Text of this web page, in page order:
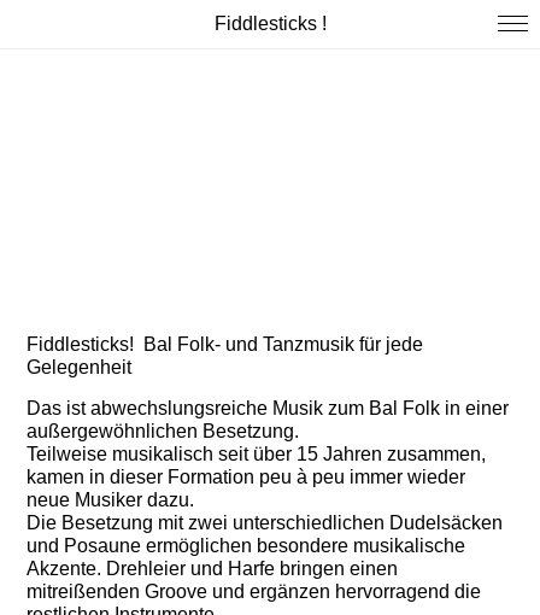
Fiddlesticks !
Fiddlesticks! Bal Folk- und Tanzmusik für jede
Gelegenheit
Das ist abwechslungsreiche Musik zum Bal Folk in einer
außergewöhnlichen Besetzung.
Teilweise musikalisch seit über 15 Jahren zusammen,
kamen in dieser Formation peu à peu immer wieder
neue Musiker dazu.
Die Besetzung mit zwei unterschiedlichen Dudelsäcken
und Posaune ermöglichen besondere musikalische
Akzente. Drehleier und Harfe bringen einen
mitreißenden Groove und ergänzen hervorragend die